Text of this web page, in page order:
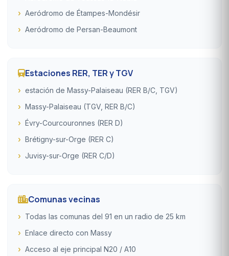
Aeródromo de Étampes-Mondésir
Aeródromo de Persan-Beaumont
Estaciones RER, TER y TGV
estación de Massy-Palaiseau (RER B/C, TGV)
Massy-Palaiseau (TGV, RER B/C)
Évry-Courcouronnes (RER D)
Brétigny-sur-Orge (RER C)
Juvisy-sur-Orge (RER C/D)
Comunas vecinas
Todas las comunas del 91 en un radio de 25 km
Enlace directo con Massy
Acceso al eje principal N20 / A10